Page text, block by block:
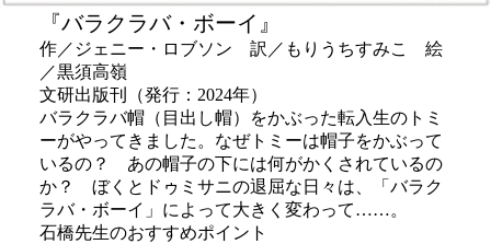
『バラクラバ・ボーイ』
作／ジェニー・ロブソン 訳／もりうちすみこ 絵
／黒須高嶺
文研出版刊（発行：2024年）
バラクラバ帽（目出し帽）をかぶった転入生のトミ
ーがやってきました。なぜトミーは帽子をかぶって
いるの？ あの帽子の下には何がかくされているの
か？ ぼくとドゥミサニの退屈な日々は、「バラク
ラバ・ボーイ」によって大きく変わって……。
石橋先生のおすすめポイント